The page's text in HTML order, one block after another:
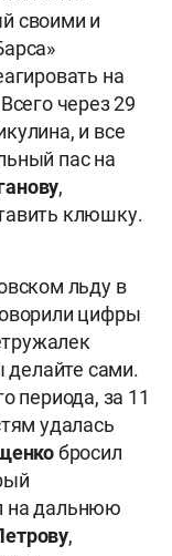
своими и
на
через 29
и все
пас на
,
клюшку.
льду в
цифры
делайте сами.
периода, за 11
удалась
бросил
на дальнюю
,